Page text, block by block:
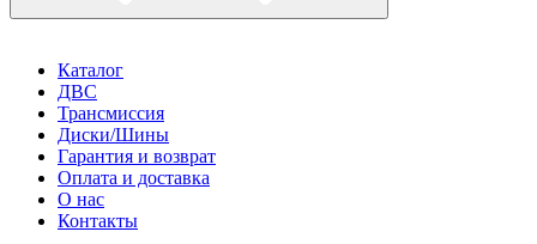
Каталог
ДВС
Трансмиссия
Диски/Шины
Гарантия и возврат
Оплата и доставка
О нас
Контакты